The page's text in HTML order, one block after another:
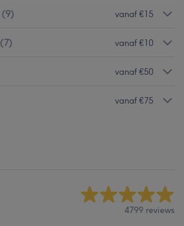
(9) vanaf €15
(7) vanaf €10
vanaf €50
vanaf €75
4799 reviews